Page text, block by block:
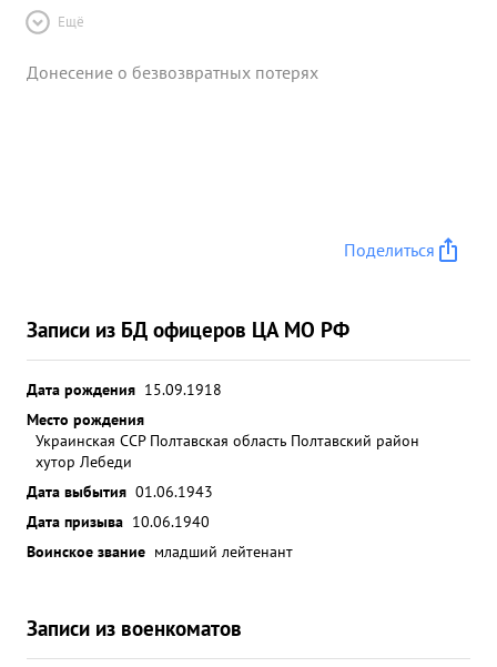
Ещё
Донесение о безвозвратных потерях
Поделиться
Записи из БД офицеров ЦА МО РФ
Дата рождения 15.09.1918
Место рождения
Украинская ССР Полтавская область Полтавский район
хутор Лебеди
Дата выбытия 01.06.1943
Дата призыва 10.06.1940
Воинское звание младший лейтенант
Записи из военкоматов